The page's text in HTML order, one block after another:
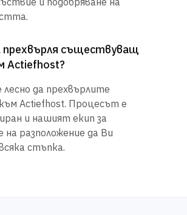
прехвърля съществуващ
Actiefhost?
да прехвърлите
Actiefhost. Процесът е
и нашият екип за
на разположение да Ви
стъпка.